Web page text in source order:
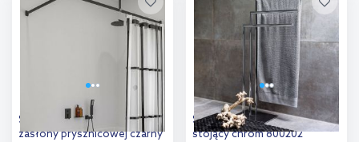
Sealskin Easy Roll drążek
zasłony prysznicowej czarny
Sealskin Tube wieszak
stojący chrom 800202